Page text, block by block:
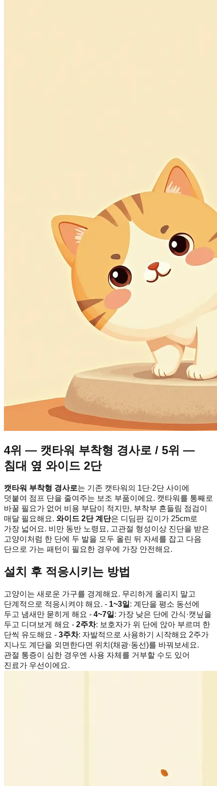
4위 — 캣타워 부착형 경사로 / 5위 —
침대 옆 와이드 2단
캣타워 부착형 경사로는 기존 캣타워의 1단·2단 사이에
덧붙여 점프 단을 줄여주는 보조 부품이에요. 캣타워를 통째로
바꿀 필요가 없어 비용 부담이 적지만, 부착부 흔들림 점검이
매달 필요해요. 와이드 2단 계단은 디딤판 깊이가 25cm로
가장 넓어요. 비만 동반 노령묘, 고관절 형성이상 진단을 받은
고양이처럼 한 단에 두 발을 모두 올린 뒤 자세를 잡고 다음
단으로 가는 패턴이 필요한 경우에 가장 안전해요.
설치 후 적응시키는 방법
고양이는 새로운 가구를 경계해요. 무리하게 올리지 말고
단계적으로 적응시켜야 해요. - 1~3일 : 계단을 평소 동선에
두고 냄새만 묻히게 해요 - 4~7일 : 가장 낮은 단에 간식·캣닢을
두고 디뎌보게 해요 - 2주차: 보호자가 위 단에 앉아 부르며 한
단씩 유도해요 - 3주차: 자발적으로 사용하기 시작해요 2주가
지나도 계단을 외면한다면 위치(채광·동선)를 바꿔보세요.
관절 통증이 심한 경우엔 사용 자체를 거부할 수도 있어
진료가 우선이에요.